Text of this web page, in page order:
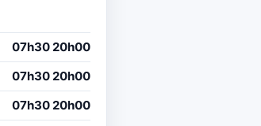
07h30 20h00
07h30 20h00
07h30 20h00